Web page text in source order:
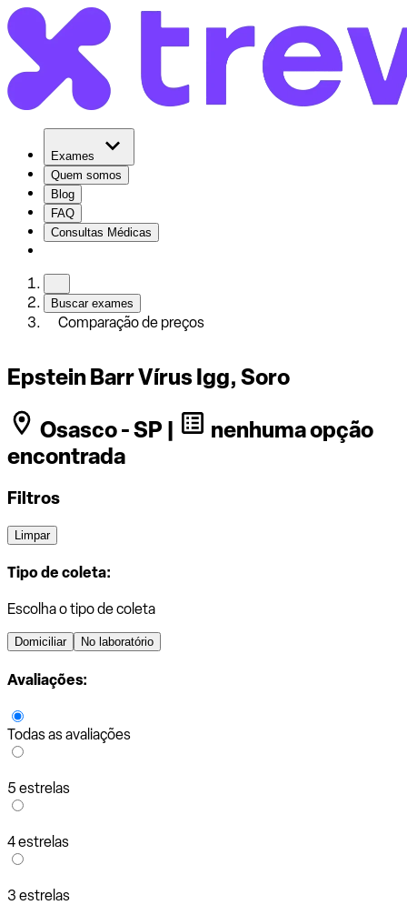
Exames
Quem somos
Blog
FAQ
Consultas Médicas
Buscar exames
Comparação de preços
Epstein Barr Vírus Igg, Soro
Osasco - SP |
nenhuma opção
encontrada
Filtros
Limpar
Tipo de coleta:
Escolha o tipo de coleta
Domiciliar No laboratório
Avaliações:
Todas as avaliações
5 estrelas
4 estrelas
3 estrelas